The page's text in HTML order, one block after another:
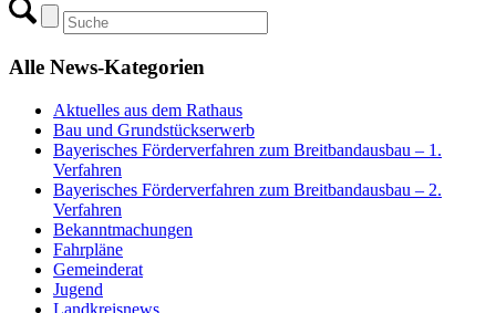
Alle News-Kategorien
Aktuelles aus dem Rathaus
Bau und Grundstückserwerb
Bayerisches Förderverfahren zum Breitbandausbau – 1.
Verfahren
Bayerisches Förderverfahren zum Breitbandausbau – 2.
Verfahren
Bekanntmachungen
Fahrpläne
Gemeinderat
Jugend
Landkreisnews